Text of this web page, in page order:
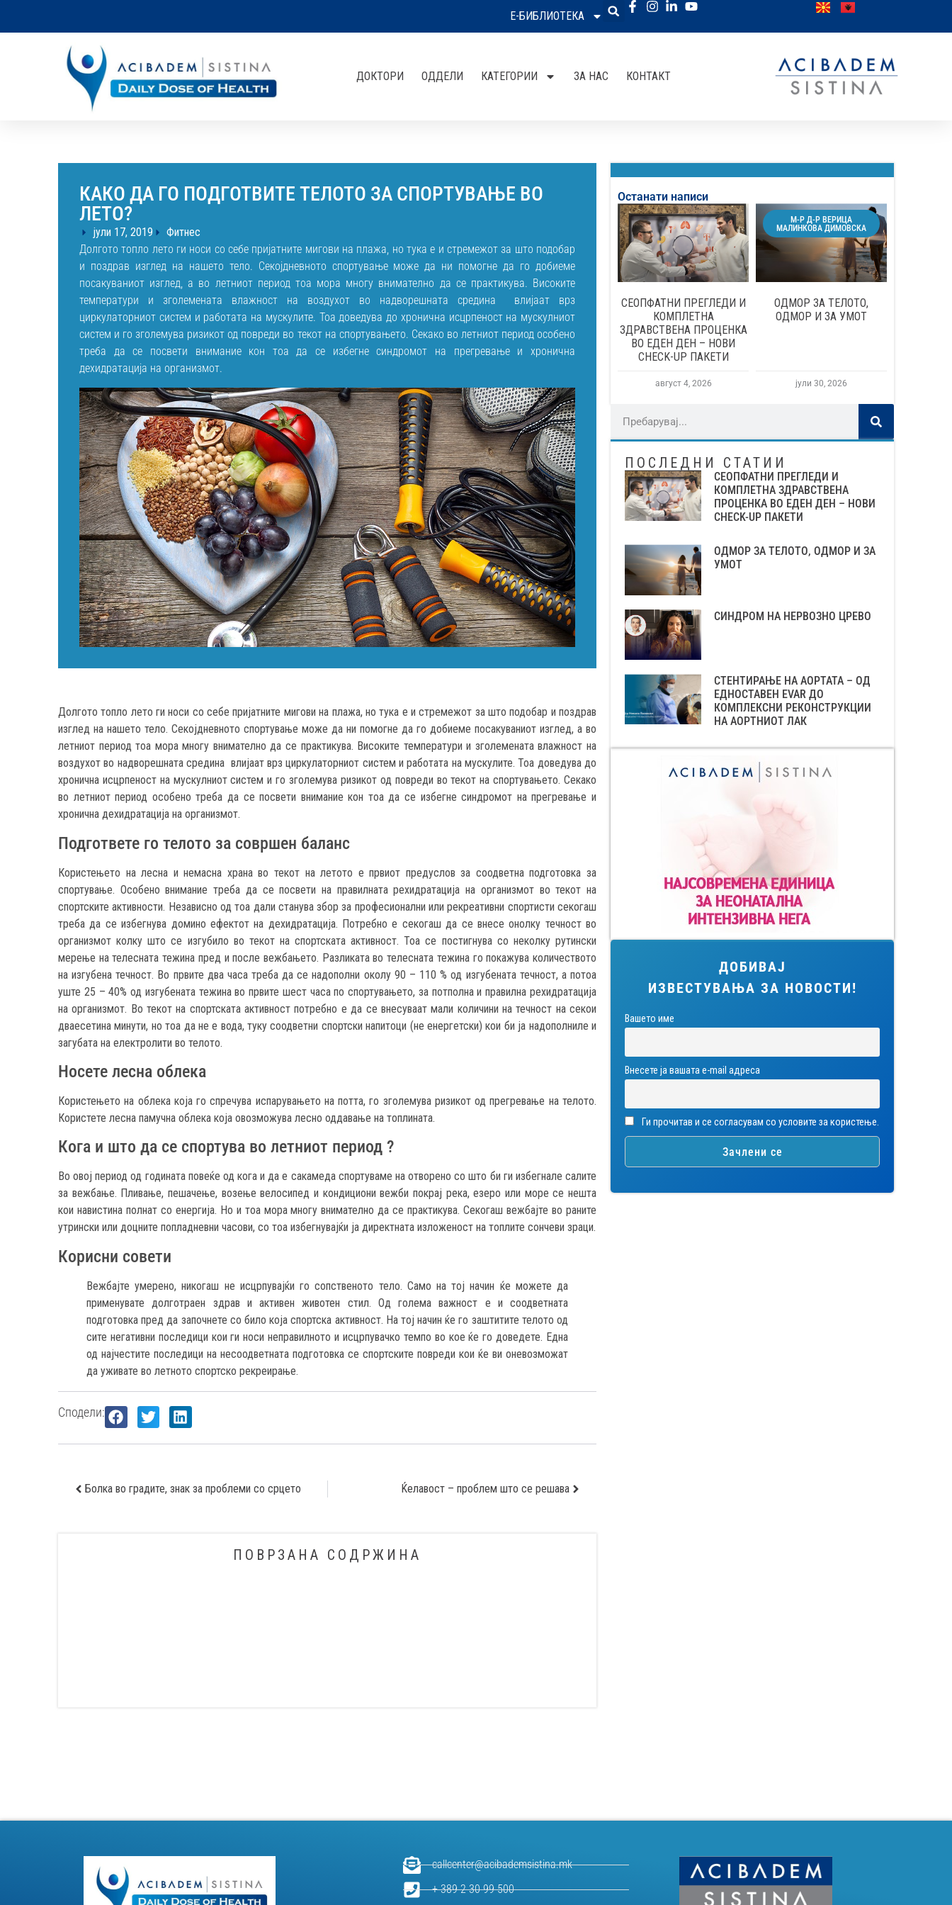
Е-БИБЛИОТЕКА
ДОКТОРИ ОДДЕЛИ КАТЕГОРИИ ЗА НАС КОНТАКТ
КАКО ДА ГО ПОДГОТВИТЕ ТЕЛОТО ЗА СПОРТУВАЊЕ ВО
ЛЕТО?
јули 17, 2019
Фитнес
Долгото топло лето ги носи со себе пријатните мигови на плажа, но тука е и стремежот за што подобар
и поздрав изглед на нашето тело. Секојдневното спортување може да ни помогне да го добиеме
посакуваниот изглед, а во летниот период тоа мора многу внимателно да се практикува. Високите
температури и зголемената влажност на воздухот во надворешната средина влијаат врз
циркулаторниот систем и работата на мускулите. Тоа доведува до хронична исцрпеност на мускулниот
систем и го зголемува ризикот од повреди во текот на спортувањето. Секако во летниот период особено
треба да се посвети внимание кон тоа да се избегне синдромот на прегревање и хронична
дехидратација на организмот.
Долгото топло лето ги носи со себе пријатните мигови на плажа, но тука е и стремежот за што подобар и поздрав
изглед на нашето тело. Секојдневното спортување може да ни помогне да го добиеме посакуваниот изглед, а во
летниот период тоа мора многу внимателно да се практикува. Високите температури и зголемената влажност на
воздухот во надворешната средина влијаат врз циркулаторниот систем и работата на мускулите. Тоа доведува до
хронична исцрпеност на мускулниот систем и го зголемува ризикот од повреди во текот на спортувањето. Секако
во летниот период особено треба да се посвети внимание кон тоа да се избегне синдромот на прегревање и
хронична дехидратација на организмот.
Подгответе го телото за совршен баланс
Користењето на лесна и немасна храна во текот на летото е првиот предуслов за соодветна подготовка за
спортување. Особено внимание треба да се посвети на правилната рехидратација на организмот во текот на
спортските активности. Независно од тоа дали станува збор за професионални или рекреативни спортисти секогаш
треба да се избегнува домино ефектот на дехидратација. Потребно е секогаш да се внесе онолку течност во
организмот колку што се изгубило во текот на спортската активност. Тоа се постигнува со неколку рутински
мерење на телесната тежина пред и после вежбањето. Разликата во телесната тежина го покажува количеството
на изгубена течност. Во првите два часа треба да се надополни околу 90 – 110 % од изгубената течност, а потоа
уште 25 – 40% од изгубената тежина во првите шест часа по спортувањето, за потполна и правилна рехидратација
на организмот. Во текот на спортската активност потребно е да се внесуваат мали количини на течност на секои
дваесетина минути, но тоа да не е вода, туку соодветни спортски напитоци (не енергетски) кои би ја надополниле и
загубата на електролити во телото.
Носете лесна облека
Користењето на облека која го спречува испарувањето на потта, го зголемува ризикот од прегревање на телото.
Користете лесна памучна облека која овозможува лесно оддавање на топлината.
Кога и што да се спортува во летниот период ?
Во овој период од годината повеќе од кога и да е сакамеда спортуваме на отворено со што би ги избегнале салите
за вежбање. Пливање, пешачење, возење велосипед и кондициони вежби покрај река, езеро или море се нешта
кои навистина полнат со енергија. Но и тоа мора многу внимателно да се практикува. Секогаш вежбајте во раните
утрински или доцните попладневни часови, со тоа избегнувајќи ја директната изложеност на топлите сончеви зраци.
Корисни совети
Вежбајте умерено, никогаш не исцрпувајќи го сопственото тело. Само на тој начин ќе можете да
применувате долготраен здрав и активен животен стил. Од голема важност е и соодветната
подготовка пред да започнете со било која спортска активност. На тој начин ќе го заштитите телото од
сите негативни последици кои ги носи неправилното и исцрпувачко темпо во кое ќе го доведете. Една
од најчестите последици на несоодветната подготовка се спортските повреди кои ќе ви оневозможат
да уживате во летното спортско рекреирање.
Сподели:
Болка во градите, знак за проблеми со срцето Ќелавост – проблем што се решава
ПОВРЗАНА СОДРЖИНА
Останати написи
СЕОПФАТНИ ПРЕГЛЕДИ И
КОМПЛЕТНА
ЗДРАВСТВЕНА ПРОЦЕНКА
ВО ЕДЕН ДЕН – НОВИ
CHECK-UP ПАКЕТИ
август 4, 2026
М-Р Д-Р ВЕРИЦА
МАЛИНКОВА ДИМОВСКА
ОДМОР ЗА ТЕЛОТО,
ОДМОР И ЗА УМОТ
јули 30, 2026
ПОСЛЕДНИ СТАТИИ
СЕОПФАТНИ ПРЕГЛЕДИ И
КОМПЛЕТНА ЗДРАВСТВЕНА
ПРОЦЕНКА ВО ЕДЕН ДЕН – НОВИ
CHECK-UP ПАКЕТИ
ОДМОР ЗА ТЕЛОТО, ОДМОР И ЗА
УМОТ
СИНДРОМ НА НЕРВОЗНО ЦРЕВО
СТЕНТИРАЊЕ НА АОРТАТА – ОД
ЕДНОСТАВЕН EVAR ДО
КОМПЛЕКСНИ РЕКОНСТРУКЦИИ
НА АОРТНИОТ ЛАК
ДОБИВАЈ
ИЗВЕСТУВАЊА ЗА НОВОСТИ!
Вашето име
Внесете ја вашата е-mail адреса
Ги прочитав и се согласувам со условите за користење.
callcenter@acibademsistina.mk
+ 389 2 30 99 500